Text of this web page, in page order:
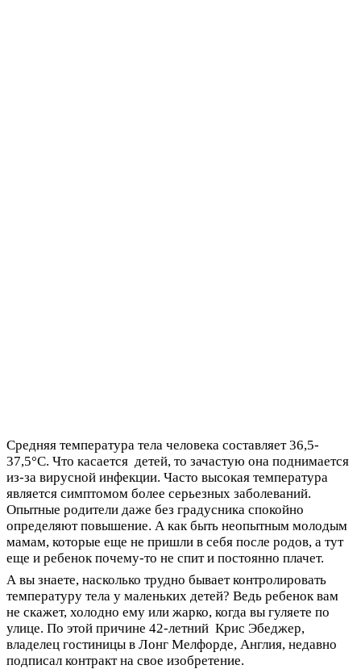
Средняя температура тела человека составляет 36,5-
37,5°C. Что касается детей, то зачастую она поднимается
из-за вирусной инфекции. Часто высокая температура
является симптомом более серьезных заболеваний.
Опытные родители даже без градусника спокойно
определяют повышение. А как быть неопытным молодым
мамам, которые еще не пришли в себя после родов, а тут
еще и ребенок почему-то не спит и постоянно плачет.
А вы знаете, насколько трудно бывает контролировать
температуру тела у маленьких детей? Ведь ребенок вам
не скажет, холодно ему или жарко, когда вы гуляете по
улице. По этой причине 42-летний Крис Эбеджер,
владелец гостиницы в Лонг Мелфорде, Англия, недавно
подписал контракт на свое изобретение.